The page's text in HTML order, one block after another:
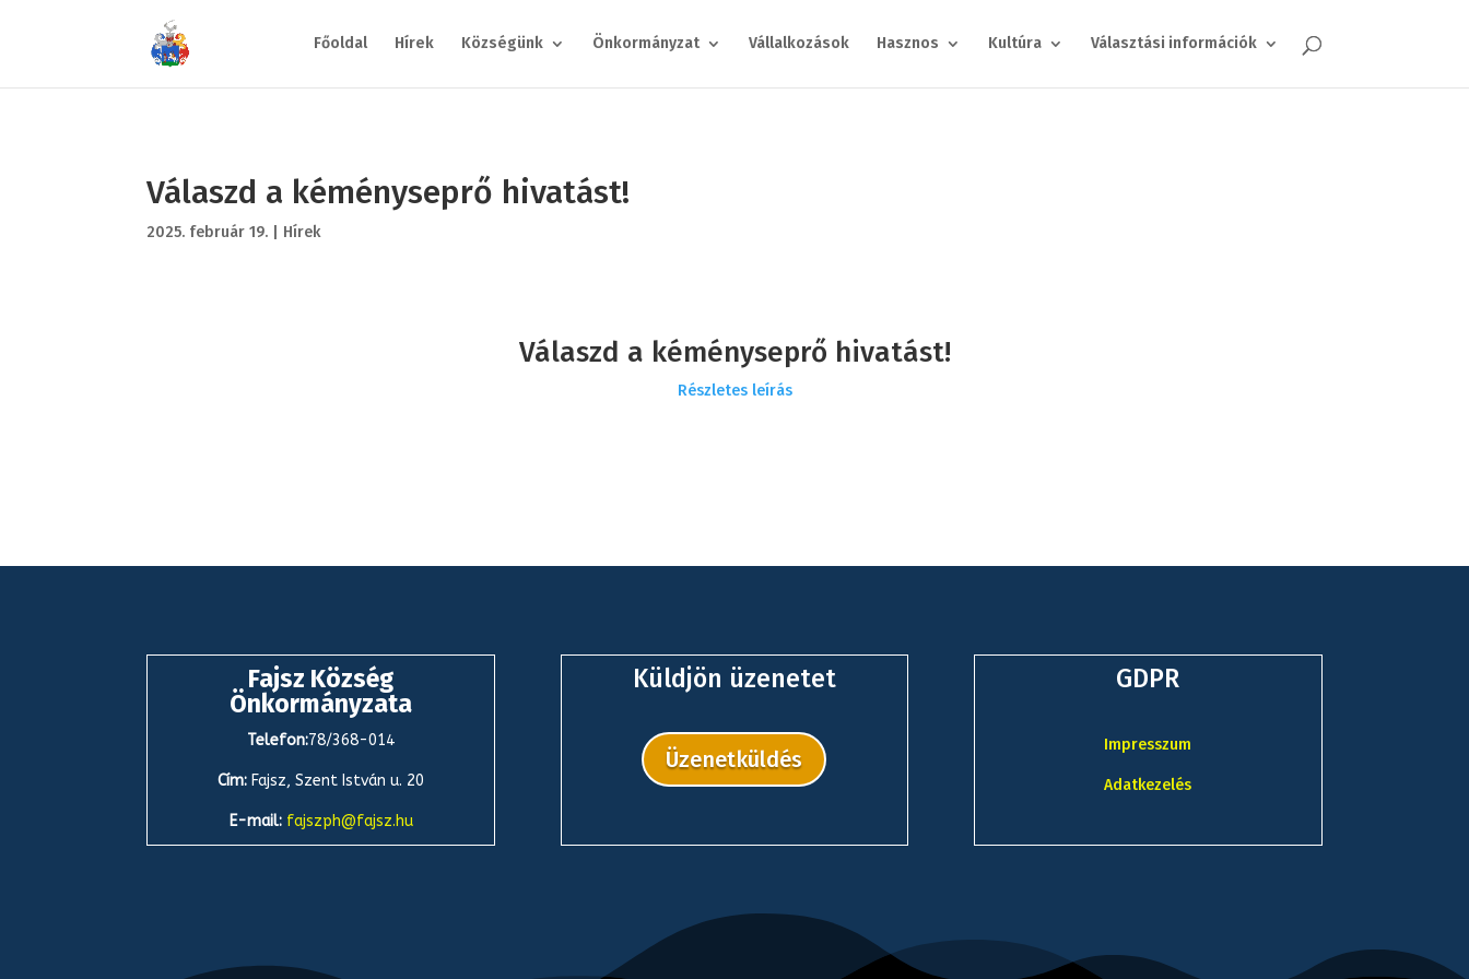
Főoldal Hírek Községünk Önkormányzat Vállalkozások Hasznos Kultúra Választási információk
Válaszd a kéményseprő hivatást!
2025. február 19. Hírek
Válaszd a kéményseprő hivatást!
Részletes leírás
Fajsz Község
Önkormányzata
Telefon:78/368-014
Cím: Fajsz, Szent István u. 20
E-mail: fajszph@fajsz.hu
Küldjön üzenetet
Üzenetküldés
GDPR
Impresszum
Adatkezelés